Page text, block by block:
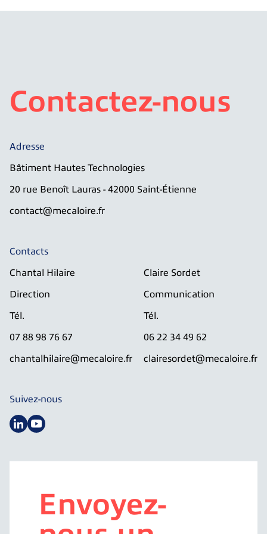
Contactez-nous
Adresse
Bâtiment Hautes Technologies
20 rue Benoît Lauras - 42000 Saint-Étienne
contact@mecaloire.fr
Contacts
Chantal Hilaire
Direction
Tél.
07 88 98 76 67
chantalhilaire@mecaloire.fr
Claire Sordet
Communication
Tél.
06 22 34 49 62
clairesordet@mecaloire.fr
Suivez-nous
Envoyez-